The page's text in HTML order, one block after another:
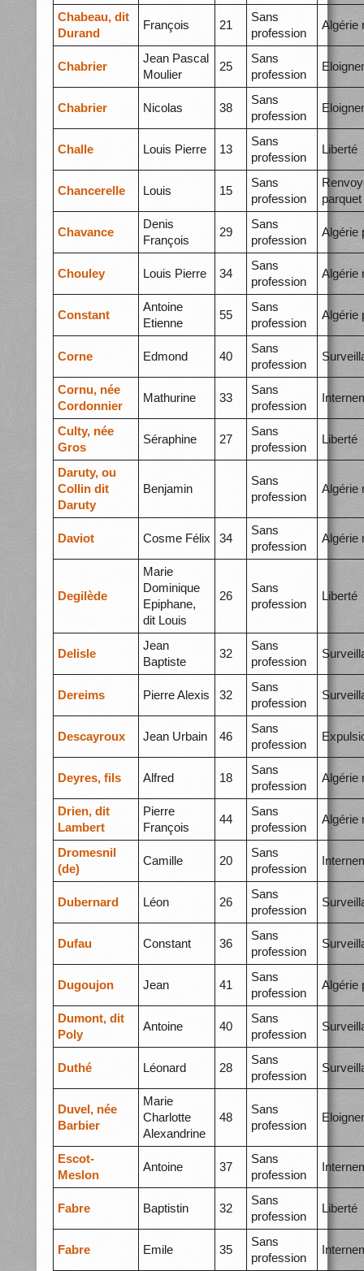
Chabeau, dit
Durand
François 21
Sans
profession
Algérie
Chabrier
Jean Pascal
Moulier
25
Sans
profession
Chabrier Nicolas 38
Sans
profession
Challe Louis Pierre 13
Sans
profession
Liberté
Chancerelle Louis 15
Sans
profession
parquet
Chavance
Denis
François
29
Sans
profession
Algérie
Chouley Louis Pierre 34
Sans
profession
Algérie
Constant
Antoine
Etienne
55
Sans
profession
Algérie
Corne Edmond 40
Sans
profession
Cornu, née
Cordonnier
Mathurine 33
Sans
profession
Culty, née
Gros
Séraphine 27
Sans
profession
Liberté
Daruty, ou
Collin dit
Daruty
Benjamin
Sans
profession
Algérie
Daviot Cosme Félix 34
Sans
profession
Algérie
Degilède
Marie
Dominique
Epiphane,
dit Louis
26
Sans
profession
Liberté
Delisle
Jean
Baptiste
32
Sans
profession
Dereims Pierre Alexis 32
Sans
profession
Descayroux Jean Urbain 46
Sans
profession
Deyres, fils Alfred 18
Sans
profession
Algérie
Drien, dit
Lambert
Pierre
François
44
Sans
profession
Algérie
Dromesnil
(de)
Camille 20
Sans
profession
Dubernard Léon 26
Sans
profession
Dufau Constant 36
Sans
profession
Dugoujon Jean 41
Sans
profession
Algérie
Dumont, dit
Poly
Antoine 40
Sans
profession
Duthé Léonard 28
Sans
profession
Duvel, née
Barbier
Marie
Charlotte
Alexandrine
48
Sans
profession
Escot-
Meslon
Antoine 37
Sans
profession
Fabre Baptistin 32
Sans
profession
Liberté
Fabre Emile 35
Sans
profession